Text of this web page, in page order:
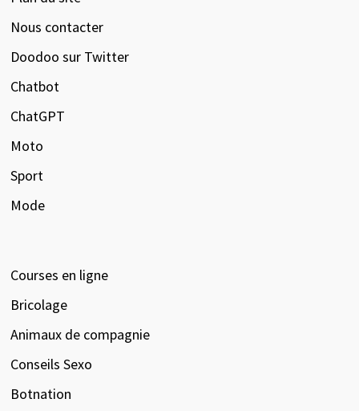
Nous contacter
Doodoo sur Twitter
Chatbot
ChatGPT
Moto
Sport
Mode
Courses en ligne
Bricolage
Animaux de compagnie
Conseils Sexo
Botnation